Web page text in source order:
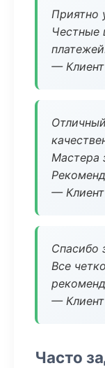
Приятно
Честные
—
Мастера
—
Спасибо
Все
—
Часто